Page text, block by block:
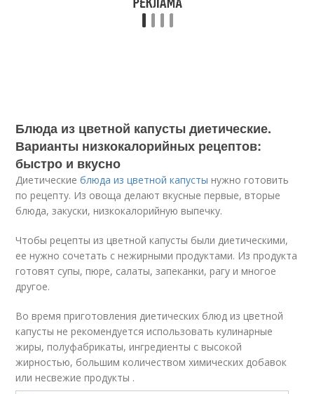
Блюда из цветной капусты диетические.
Варианты низкокалорийных рецептов:
быстро и вкусно
Диетическиеблюда из цветной капусты нужно готовить
по рецепту. Из овоща делают вкусные первые, вторые
блюда, закуски, низкокалорийную выпечку.
Чтобы рецепты из цветной капусты были диетическими,
ее нужно сочетать с нежирными продуктами. Из продукта
готовят супы, пюре, салаты, запеканки, рагу и многое
другое.
Во время приготовления диетических блюд из цветной
капусты не рекомендуется использовать кулинарные
жиры, полуфабрикаты, ингредиенты с высокой
жирностью, большим количеством химических добавок
или несвежие продукты .